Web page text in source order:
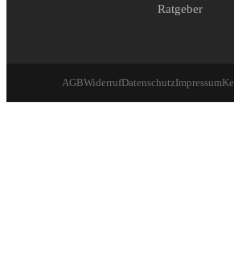
Ratgeber
AGBWiderrufDatenschutzImpressum